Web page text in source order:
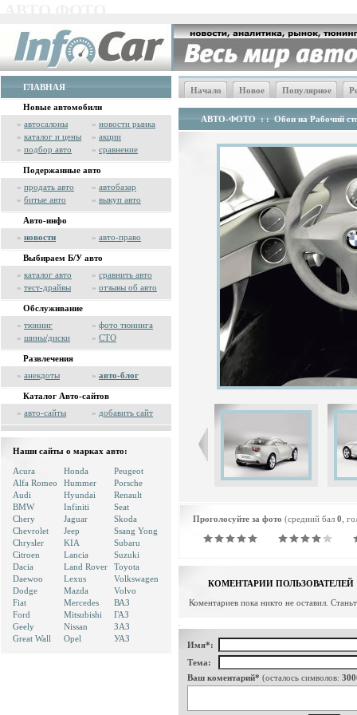
ГЛАВНАЯ
Новые автомобили
» автосалоны » новости рынка
» каталог и цены » акции
» подбор авто » сравнение
Подержанные авто
» продать авто » автобазар
» битые авто » выкуп авто
Авто-инфо
» новости » авто-право
Выбираем Б/У авто
» каталог авто » сравнить авто
» тест-драйвы » отзывы об авто
Обслуживание
» тюнинг » фото тюнинга
» шины/диски » СТО
Развлечения
» анекдоты » авто-блог
Каталог Авто-сайтов
» авто-сайты » добавить сайт
Наши сайты о марках авто:
Acura
Alfa Romeo
Audi
BMW
Chery
Chevrolet
Chrysler
Citroen
Dacia
Daewoo
Dodge
Fiat
Ford
Geely
Great Wall
Honda
Hummer
Hyundai
Infiniti
Jaguar
Jeep
KIA
Lancia
Land Rover
Lexus
Mazda
Mercedes
Mitsubishi
Nissan
Opel
Peugeot
Porsche
Renault
Seat
Skoda
Ssang Yong
Subaru
Suzuki
Toyota
Volkswagen
Volvo
ВАЗ
ГАЗ
ЗАЗ
УАЗ
Начало Новое Популярное
АВТО-ФОТО : : Обои на Рабочий
Проголосуйте за фото (средний бал 0 ,
КОМЕНТАРИИ ПОЛЬЗОВАТЕЛЕЙ
Коментариев пока никто не оставил.
Имя*:
Тема:
Ваш коментарий* (осталось символов: